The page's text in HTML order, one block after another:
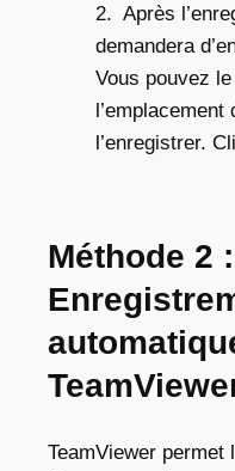
2. Après
demandera
Vous pouvez
l’enregistrer.
Méthode 2 :
TeamViewer permet